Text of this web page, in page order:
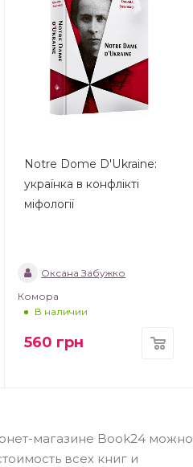
Notre Dome D'Ukraine:
українка в конфлікті
міфології
Оксана Забужко
Комора
В наличии
560 грн
магазине Book24 можно
всех книг и